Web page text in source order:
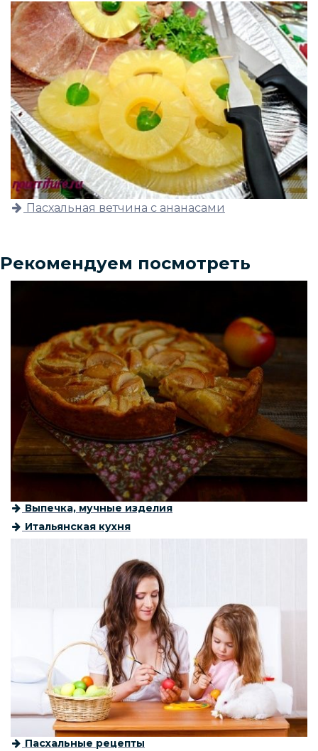
Пасхальная ветчина с ананасами
Рекомендуем посмотреть
Выпечка, мучные изделия
Итальянская кухня
Пасхальные рецепты